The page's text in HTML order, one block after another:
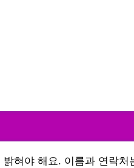
혀야 해요. 이름과 연락처